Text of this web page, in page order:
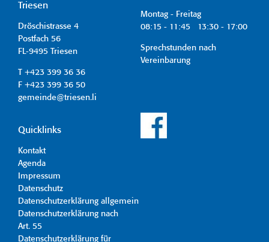
Triesen
Dröschistrasse 4
Postfach 56
FL-9495 Triesen
T +423 399 36 36
F +423 399 36 50
gemeinde@triesen.li
Montag - Freitag
08:15 - 11:45 13:30 - 17:00
Sprechstunden nach
Vereinbarung
Quicklinks
Kontakt
Agenda
Impressum
Datenschutz
Datenschutzerklärung allgemein
Datenschutzerklärung nach
Art. 55
Datenschutzerklärung für